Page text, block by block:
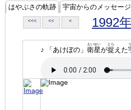
はやぶさの軌跡 宇宙からのメッセージ
<<< << < 1992
♪ 「あけぼの」 衛星
えいせい
が捉
とら
えた